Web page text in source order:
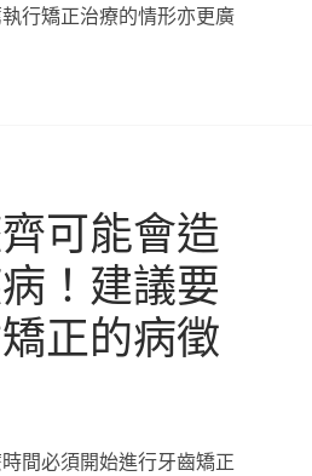
行矯正治療的情形亦更廣
可能會造
！建議要
正的病徵
間必須開始進行牙齒矯正